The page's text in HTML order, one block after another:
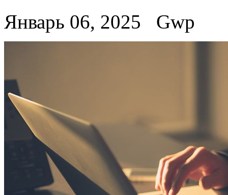
Январь 06, 2025 Gwp